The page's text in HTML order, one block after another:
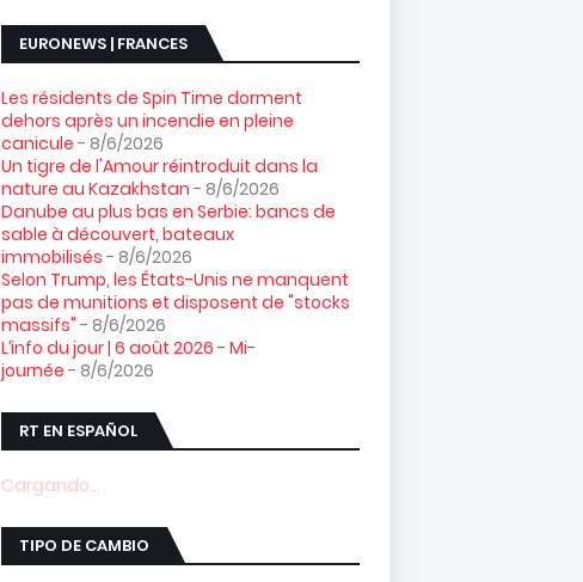
EURONEWS | FRANCES
Les résidents de Spin Time dorment
dehors après un incendie en pleine
canicule - 8/6/2026
Un tigre de l'Amour réintroduit dans la
nature au Kazakhstan - 8/6/2026
Danube au plus bas en Serbie: bancs de
sable à découvert, bateaux
immobilisés - 8/6/2026
Selon Trump, les États-Unis ne manquent
pas de munitions et disposent de "stocks
massifs" - 8/6/2026
L’info du jour | 6 août 2026 - Mi-
journée - 8/6/2026
RT EN ESPAÑOL
Cargando...
TIPO DE CAMBIO